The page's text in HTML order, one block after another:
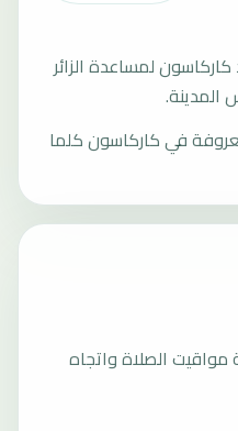
لمساعدة الزائر
في كاركاسون كلما
الصلاة واتجاه